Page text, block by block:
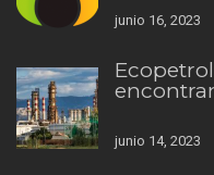
junio 16, 2023
junio 14, 2023